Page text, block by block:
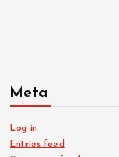
Meta
Log in
Entries feed